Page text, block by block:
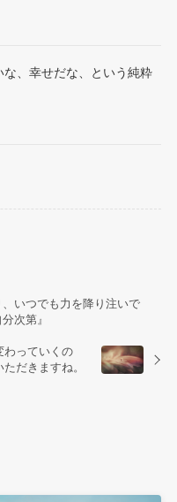
、幸せだな、という純粋
、いつでも力を降り注いで
次第』
わっていくの
だきますね。